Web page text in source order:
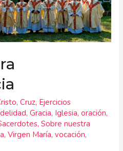
,Cruz, Ejercicios
,Gracia, Iglesia,oración,
,Sobre nuestra
,Virgen María,vocación,